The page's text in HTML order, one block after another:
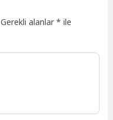
Gerekli alanlar* ile